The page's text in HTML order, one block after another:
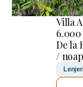
Villa
6.000
De la
/